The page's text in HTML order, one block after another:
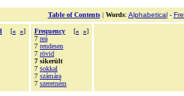
Table of Contents| Words: Alphabetical-
[« »]
Frequency [« »]
7 reá
7 rendesen
7 rövid
7 sikerült
7 sokkal
7 számára
7 szeretném